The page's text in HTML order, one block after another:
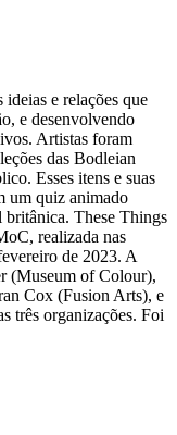
e relações que
e desenvolvendo
Artistas foram
das Bodleian
Esses itens e suas
um quiz animado
britânica. These Things
realizada nas
de 2023. A
(Museum of Colour),
Cox (Fusion Arts), e
três organizações. Foi